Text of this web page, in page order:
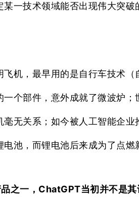
一技术领域能否出现伟大突
飞机，最早用的是自行车技术
个部件，意外成就了微波炉
无关系；如今被人工智能企业
池，而锂电池后来成为了点燃
之一，ChatGPT当初并不是